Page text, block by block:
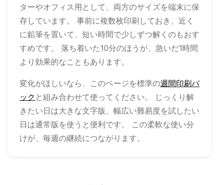
ターやオフィス用として、両方のサイズを端末に保
存しています。 事前に複数枚印刷しておき、近く
に鉛筆を置いて、短い時間で少しずつ解くのもおす
すめです。 落ち着いた10分のほうが、急いだ1時間
より効果的なこともあります。
変化がほしいなら、このページを標準の週間印刷パ
ック と組み合わせて使ってください。 じっくり解
きたい日は大きな文字版、幅広い難易度を試したい
日は通常版を使うと便利です。 この柔軟な使い分
けが、毎週の継続につながります。